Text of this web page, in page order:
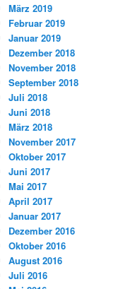
März 2019
Februar 2019
Januar 2019
Dezember 2018
November 2018
September 2018
Juli 2018
Juni 2018
März 2018
November 2017
Oktober 2017
Juni 2017
Mai 2017
April 2017
Januar 2017
Dezember 2016
Oktober 2016
August 2016
Juli 2016